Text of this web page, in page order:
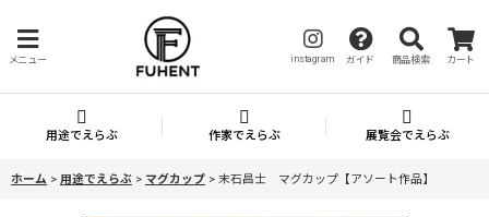
メニュー instagram ガイド 商品検索 カート
用途でえらぶ 作家でえらぶ 展覧会でえらぶ
ホーム > 用途でえらぶ > マグカップ > 末石昌士 マグカップ【アソート作品】